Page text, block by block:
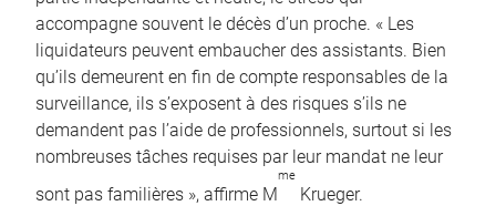
accompagne souvent le décès d’un proche. « Les
liquidateurs peuvent embaucher des assistants. Bien
qu’ils demeurent en fin de compte responsables de la
surveillance, ils s’exposent à des risques s’ils ne
demandent pas l’aide de professionnels, surtout si les
nombreuses tâches requises par leur mandat ne leur
sont pas familières », affirme M
me
Krueger.